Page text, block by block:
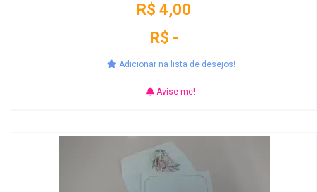
R$ 4,00
R$ -
Adicionar na lista de desejos!
Avise-me!